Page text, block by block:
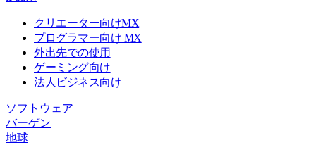
クリエーター向けMX
プログラマー向け MX
外出先での使用
ゲーミング向け
法人ビジネス向け
ソフトウェア
バーゲン
地球